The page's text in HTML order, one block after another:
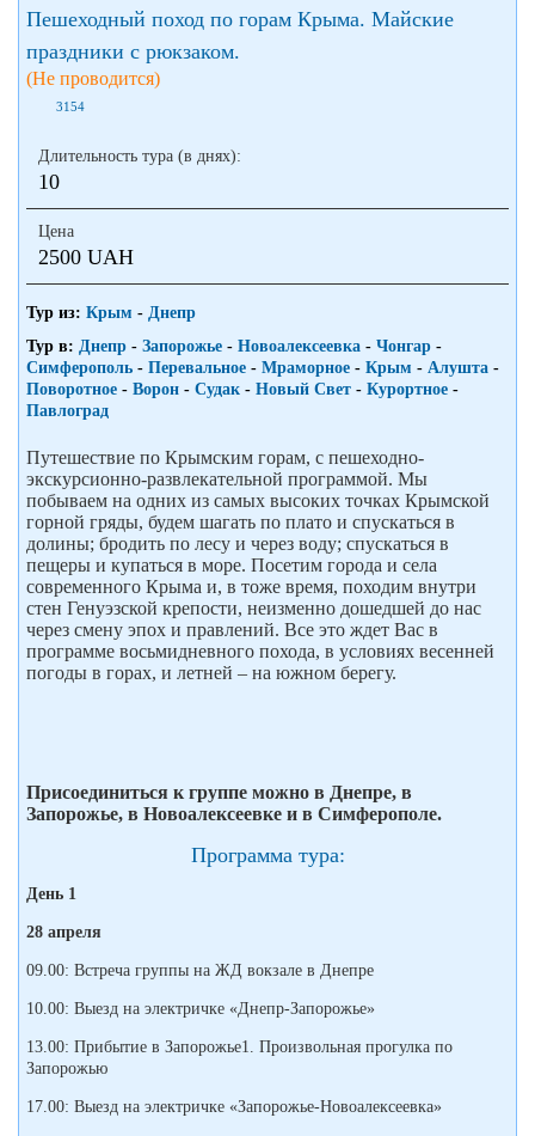
Пешеходный поход по горам Крыма. Майские
праздники с рюкзаком.
(Не проводится)
3154
Длительность тура (в днях):
10
Цена
2500 UAH
Тур из: Крым - Днепр
Тур в: Днепр - Запорожье - Новоалексеевка - Чонгар -
Симферополь - Перевальное - Мраморное - Крым - Алушта -
Поворотное - Ворон - Судак - Новый Свет - Курортное -
Павлоград
Путешествие по Крымским горам, с пешеходно-
экскурсионно-развлекательной программой. Мы
побываем на одних из самых высоких точках Крымской
горной гряды, будем шагать по плато и спускаться в
долины; бродить по лесу и через воду; спускаться в
пещеры и купаться в море. Посетим города и села
современного Крыма и, в тоже время, походим внутри
стен Генуэзской крепости, неизменно дошедшей до нас
через смену эпох и правлений. Все это ждет Вас в
программе восьмидневного похода, в условиях весенней
погоды в горах, и летней – на южном берегу.
Присоединиться к группе можно в Днепре, в
Запорожье, в Новоалексеевке и в Симферополе.
Программа тура:
День 1
28 апреля
09.00: Встреча группы на ЖД вокзале в Днепре
10.00: Выезд на электричке «Днепр-Запорожье»
13.00: Прибытие в Запорожье1. Произвольная прогулка по
Запорожью
17.00: Выезд на электричке «Запорожье-Новоалексеевка»